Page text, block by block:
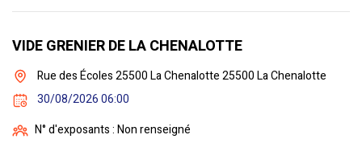
VIDE GRENIER DE LA CHENALOTTE
Rue des Écoles 25500 La Chenalotte 25500 La Chenalotte
30/08/2026 06:00
N° d'exposants : Non renseigné